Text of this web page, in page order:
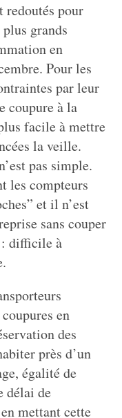
redoutés pour
grands
en
Pour les
par leur
coupure à la
facile à mettre
la veille.
pas simple.
les compteurs
et il n’est
sans couper
: difficile à
en
des
près d’un
égalité de
délai de
mettant cette